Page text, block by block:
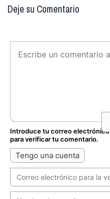
Deje su Comentario
Introduce tu correo electrónico
para verificar tu comentario.
Tengo una cuenta